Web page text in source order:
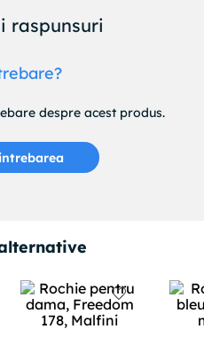
raspunsuri
despre acest produs.